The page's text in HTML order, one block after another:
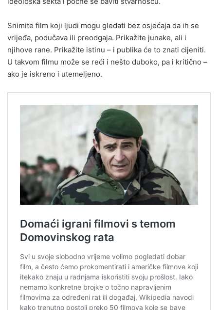
Snimite film koji ljudi mogu gledati bez osjećaja da ih se
vrijeđa, podučava ili preodgaja. Prikažite junake, ali i
njihove rane. Prikažite istinu – i publika će to znati cijeniti.
U takvom filmu može se reći i nešto duboko, pa i kritično –
ako je iskreno i utemeljeno.